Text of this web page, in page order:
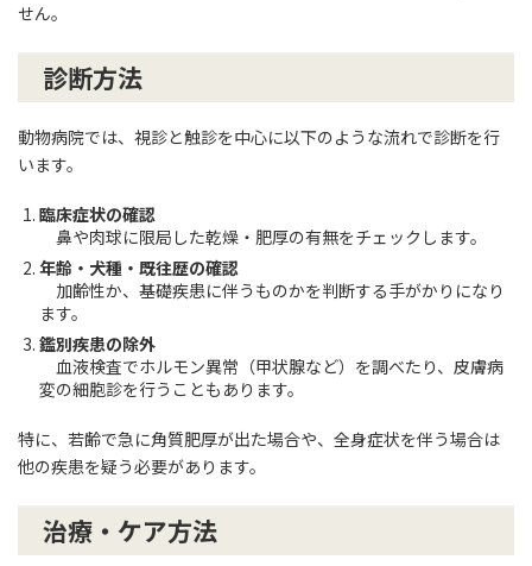
せん。
診断方法
動物病院では、視診と触診を中心に以下のような流れで診断を行
います。
臨床症状の確認
鼻や肉球に限局した乾燥・肥厚の有無をチェックします。
年齢・犬種・既往歴の確認
加齢性か、基礎疾患に伴うものかを判断する手がかりになり
ます。
鑑別疾患の除外
血液検査でホルモン異常（甲状腺など）を調べたり、皮膚病
変の細胞診を行うこともあります。
特に、若齢で急に角質肥厚が出た場合や、全身症状を伴う場合は
他の疾患を疑う必要があります。
治療・ケア方法